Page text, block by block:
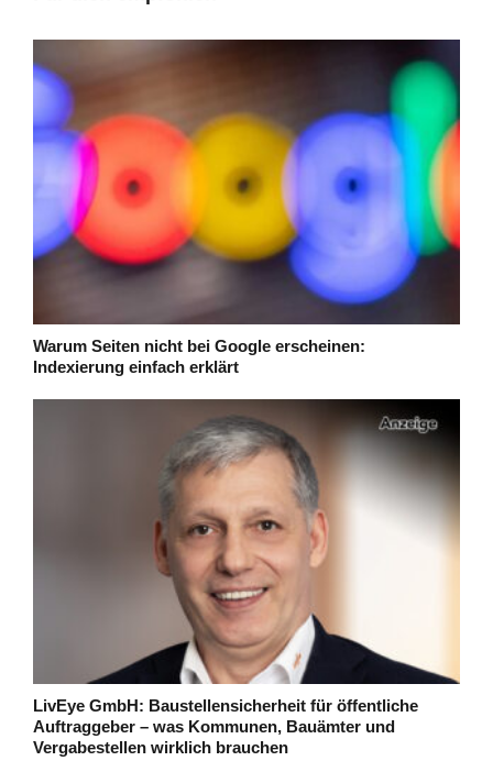
Warum Seiten nicht bei Google erscheinen:
Indexierung einfach erklärt
LivEye GmbH: Baustellensicherheit für öffentliche
Auftraggeber – was Kommunen, Bauämter und
Vergabestellen wirklich brauchen